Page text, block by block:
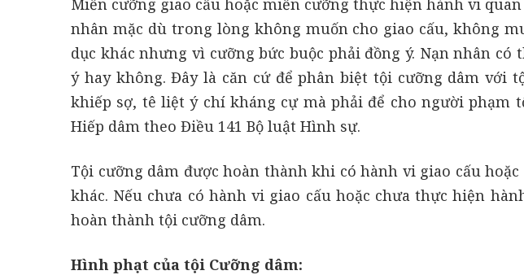
nhân mặc dù trong lòng không muốn cho giao cấu, không
dục khác nhưng vì cưỡng bức buộc phải đồng ý. Nạn nhân có
ý hay không. Đây là căn cứ để phân biệt tội cưỡng dâm với
khiếp sợ, tê liệt ý chí kháng cự mà phải để cho người phạm
Hiếp dâm theo Điều 141 Bộ luật Hình sự.
Tội cưỡng dâm được hoàn thành khi có hành vi giao cấu
khác. Nếu chưa có hành vi giao cấu hoặc chưa thực hiện
hoàn thành tội cưỡng dâm.
Hình phạt của tội Cưỡng dâm: